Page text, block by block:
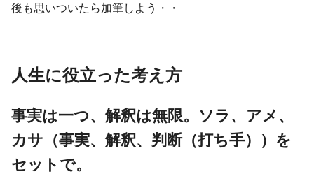
後も思いついたら加筆しよう・・
人生に役立った考え方
事実は一つ、解釈は無限。ソラ、アメ、
カサ（事実、解釈、判断（打ち手））を
セットで。